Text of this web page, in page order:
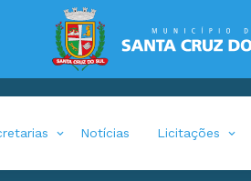
Notícias Licitações